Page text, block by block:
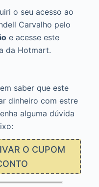
o seu acesso ao
Carvalho pelo
e acesse este
da Hotmart.
saber que este
dinheiro com estre
alguma dúvida
O CUPOM